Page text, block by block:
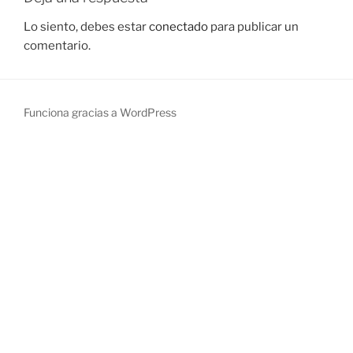
Lo siento, debes estarconectado para publicar un
comentario.
Funciona gracias a WordPress